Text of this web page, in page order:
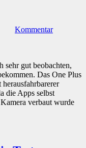
Kommentar
sehr gut beobachten,
Das One Plus
die Apps selbst
verbaut wurde